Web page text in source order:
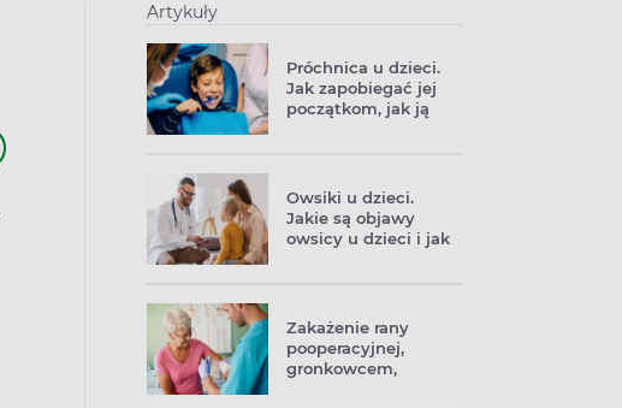
Artykuły
Próchnica u dzieci.
Jak zapobiegać jej
początkom, jak ją
Owsiki u dzieci.
Jakie są objawy
owsicy u dzieci i jak
Zakażenie rany
pooperacyjnej,
gronkowcem,